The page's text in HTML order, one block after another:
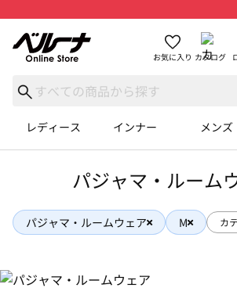
お気に入り カタログ
レディース インナー メンズ
パジャマ・ルーム
パジャマ・ルームウェア M カ